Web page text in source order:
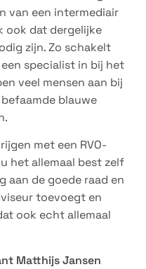
van een intermediair
ook dat dergelijke
zijn. Zo schakelt
specialist in bij het
veel mensen aan bij
blauwe
met een RVO-
het allemaal best zelf
aan de goede raad en
toevoegt en
ook echt allemaal
Matthijs Jansen